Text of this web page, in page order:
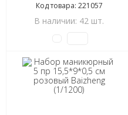
Код товара: 221057
В наличии: 42 шт.